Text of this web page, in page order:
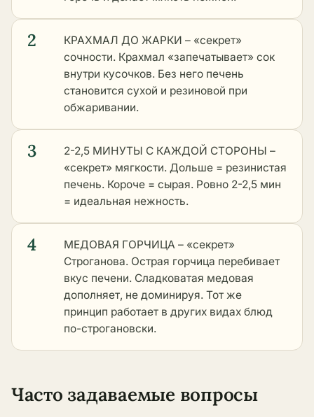
2
КРАХМАЛ ДО ЖАРКИ – «секрет»
сочности. Крахмал «запечатывает» сок
внутри кусочков. Без него печень
становится сухой и резиновой при
обжаривании.
3
2-2,5 МИНУТЫ С КАЖДОЙ СТОРОНЫ –
«секрет» мягкости. Дольше = резинистая
печень. Короче = сырая. Ровно 2-2,5 мин
= идеальная нежность.
4
МЕДОВАЯ ГОРЧИЦА – «секрет»
Строганова. Острая горчица перебивает
вкус печени. Сладковатая медовая
дополняет, не доминируя. Тот же
принцип работает в других видах блюд
по-строгановски.
Часто задаваемые вопросы